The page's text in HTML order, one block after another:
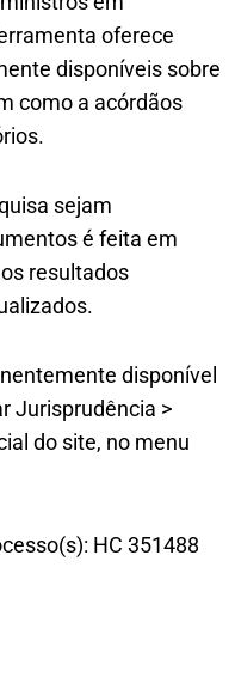
oferece
disponíveis sobre
como a acórdãos
sejam
é feita em
resultados
disponível
Jurisprudência >
do site, no menu
HC 351488